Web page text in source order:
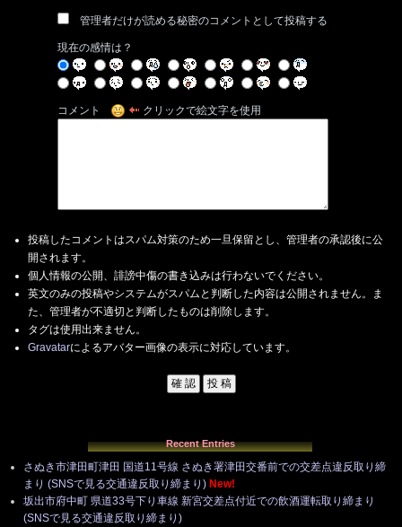
管理者だけが読める秘密のコメントとして投稿する
現在の感情は？
コメント クリックで絵文字を使用
投稿したコメントはスパム対策のため一旦保留とし、管理者の承認後に公
開されます。
個人情報の公開、誹謗中傷の書き込みは行わないでください。
英文のみの投稿やシステムがスパムと判断した内容は公開されません。ま
た、管理者が不適切と判断したものは削除します。
タグは使用出来ません。
Gravatarによるアバター画像の表示に対応しています。
Recent Entries
さぬき市津田町津田 国道11号線 さぬき署津田交番前での交差点違反取り締
まり (SNSで見る交通違反取り締まり) New!
坂出市府中町 県道33号下り車線 新宮交差点付近での飲酒運転取り締まり
(SNSで見る交通違反取り締まり)